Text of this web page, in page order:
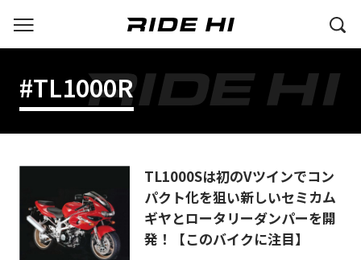
#TL1000R
TL1000Sは初のVツインでコン
パクト化を狙い新しいセミカム
ギヤとロータリーダンパーを開
発！【このバイクに注目】